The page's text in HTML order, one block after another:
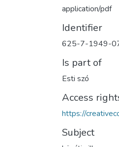
application/pdf
Identifier
625-7-1949-
Is part of
Esti szó
Access
https://
Subject